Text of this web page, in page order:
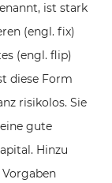
ist stark
(engl. fix)
(engl. flip)
diese Form
risikolos. Sie
gute
Hinzu